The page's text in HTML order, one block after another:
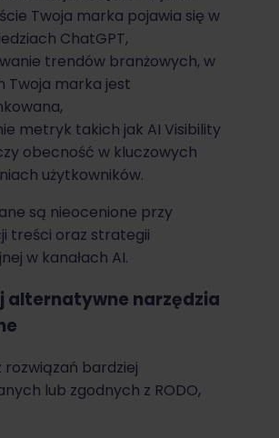
Twoja marka pojawia się w
ChatGPT,
trendów branżowych, w
Twoja marka jest
metryk takich jak AI Visibility
obecność w kluczowych
użytkowników.
są nieocenione przy
treści oraz strategii
w kanałach AI.
alternatywne narzędzia
rozwiązań bardziej
lub zgodnych z RODO,